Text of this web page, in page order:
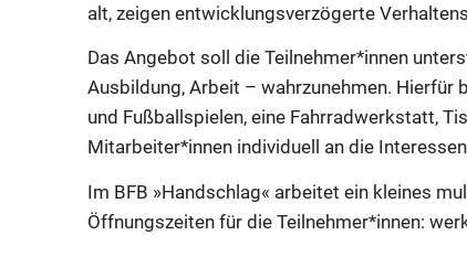
alt, zeigen entwicklungsverzögerte
Das Angebot soll die Teilnehmer*innen
Ausbildung, Arbeit – wahrzunehmen. Hierfür
und Fußballspielen, eine Fahrradwerkstatt,
Mitarbeiter*innen individuell an die
Im BFB »Handschlag« arbeitet ein kleines
Öffnungszeiten für die Teilnehmer*innen: